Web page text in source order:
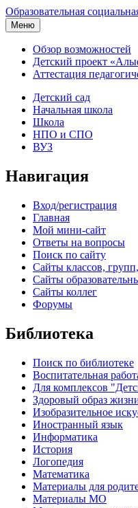
Образовательная
Меню
Обзор возможностей
Детский проект
Аттестация
Детский сад
Начальная школа
Школа
НПО и СПО
ВУЗ
Навигация
Вход/регистрация
Главная
Мой мини-сайт
Ответы на вопросы
Поиск по сайту
Сайты классов,
Сайты
Сайты коллег
Форумы
Библиотека
Поиск по библиотеке
Воспитательная
Для комплексов
Здоровый образ
Изобразительное
Иностранный язык
Информатика
История
Логопедия
Математика
Материалы для
Материалы МО